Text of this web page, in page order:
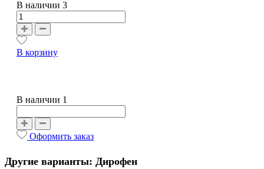
В наличии 3
В корзину
В наличии 1
Оформить заказ
Другие варианты: Дирофен